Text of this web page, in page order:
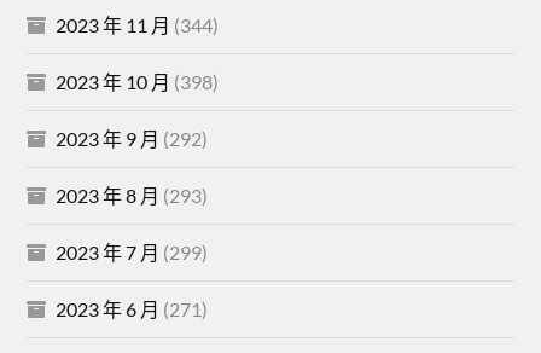
2023 年 11 月 (344)
2023 年 10 月 (398)
2023 年 9 月 (292)
2023 年 8 月 (293)
2023 年 7 月 (299)
2023 年 6 月 (271)